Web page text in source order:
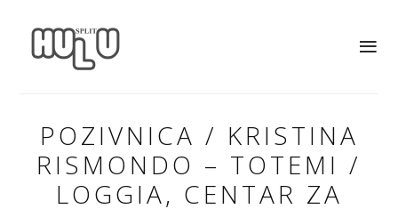
POZIVNICA / KRISTINA
RISMONDO – TOTEMI /
LOGGIA, CENTAR ZA